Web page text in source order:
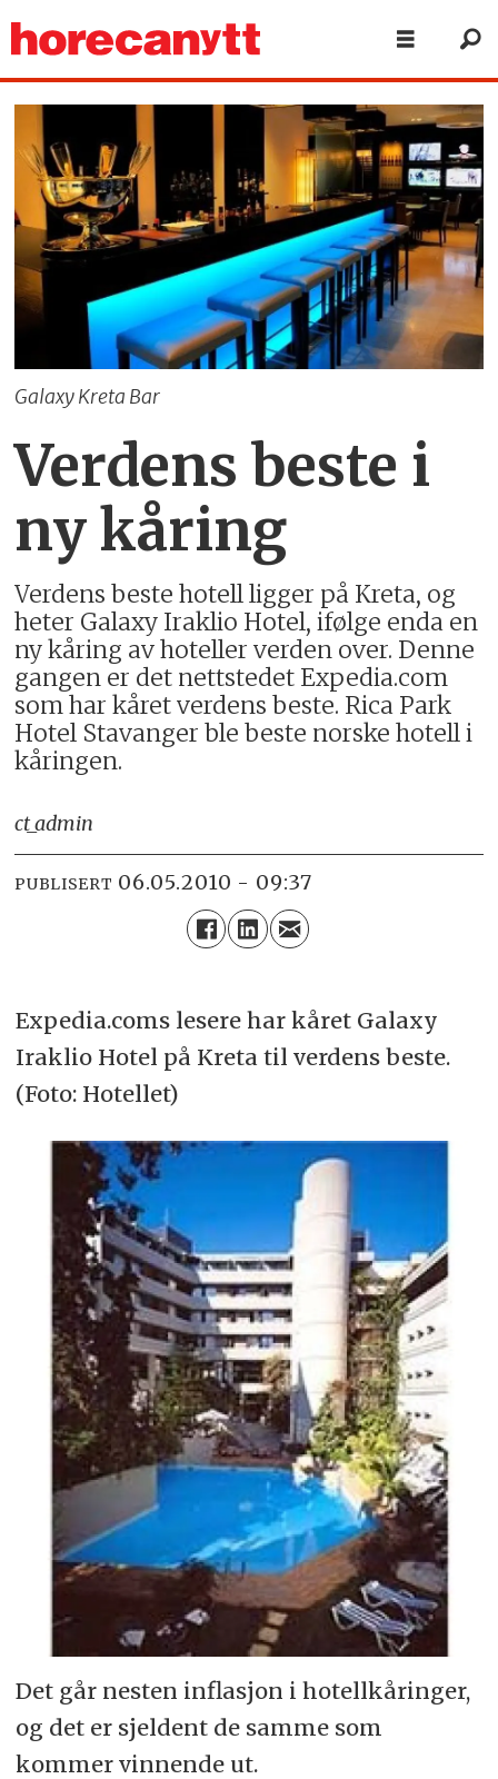
Galaxy Kreta Bar
Verdens beste i
ny kåring
Verdens beste hotell ligger på Kreta, og
heter Galaxy Iraklio Hotel, ifølge enda en
ny kåring av hoteller verden over. Denne
gangen er det nettstedet Expedia.com
som har kåret verdens beste. Rica Park
Hotel Stavanger ble beste norske hotell i
kåringen.
ct_admin
PUBLISERT 06.05.2010 - 09:37
Expedia.coms lesere har kåret Galaxy
Iraklio Hotel på Kreta til verdens beste.
(Foto: Hotellet)
Det går nesten inflasjon i hotellkåringer,
og det er sjeldent de samme som
kommer vinnende ut.